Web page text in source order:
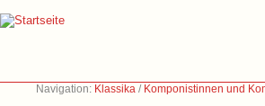
Navigation: Klassika / Komponistinnen und